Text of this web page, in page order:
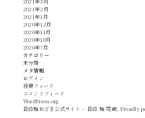
2021年2月
2021年1月
2020年12月
2020年11月
2020年10月
2020年7月
カテゴリー
未分類
メタ情報
ログイン
投稿フィード
コメントフィード
WordPress.org
目白鮨おざき公式サイト – 目白 鮨 尾崎, Proudly